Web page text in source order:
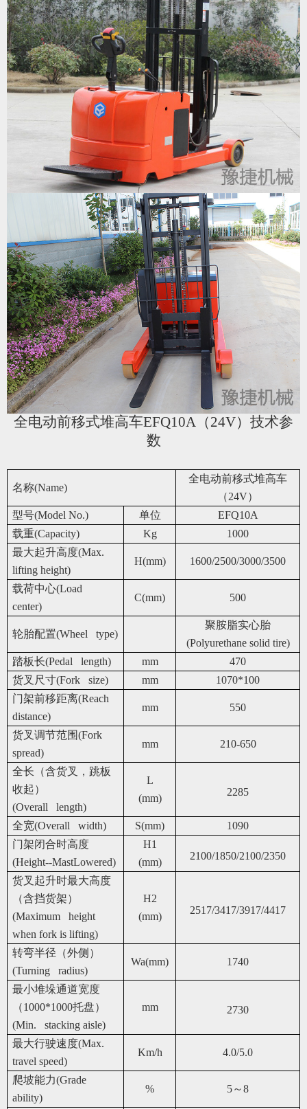
全电动前移式堆高车EFQ10A （24V）技术参
数
名称(Name)
全电动前移式堆高车
（24V）
型号(Model No.)
单位
EFQ10A
载重(Capacity)
Kg
1000
最大起升高度(Max.
lifting height)
H(mm) 1600/2500/3000/3500
载荷中心(Load
center)
C(mm) 500
轮胎配置(Wheel type)
聚胺脂实心胎
(Polyurethane solid tire)
踏板长(Pedal length)
mm
470
货叉尺寸(Fork size)
mm
1070*100
门架前移距离(Reach
distance)
mm 550
货叉调节范围(Fork
spread)
mm 210-650
全长（含货叉，跳板
收起）
(Overall length)
L
(mm)
2285
全宽(Overall width) S(mm)
1090
门架闭合时高度
(Height--MastLowered)
H1
(mm)
2100/1850/2100/2350
货叉起升时最大高度
（含挡货架）
(Maximum height
when fork is lifting)
H2
(mm)
2517/3417/3917/4417
转弯半径（外侧）
(Turning radius)
Wa(mm) 1740
最小堆垛通道宽度
（1000*1000托盘）
(Min. stacking aisle)
mm 2730
最大行驶速度(Max.
travel speed)
Km/h 4.0/5.0
爬坡能力(Grade
ability)
% 5～8